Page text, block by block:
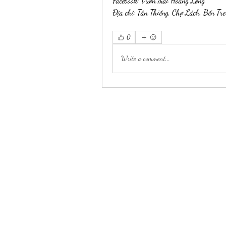
Địa chỉ: Tân Thiềng, Chợ Lách, Bến Tre.
0
Write a comment...